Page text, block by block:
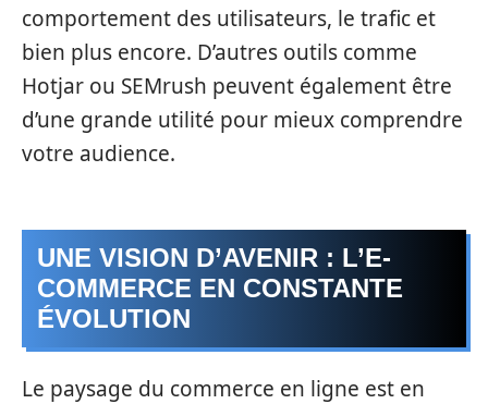
comportement des utilisateurs, le trafic et
bien plus encore. D’autres outils comme
Hotjar ou SEMrush peuvent également être
d’une grande utilité pour mieux comprendre
votre audience.
UNE VISION D’AVENIR : L’E-
COMMERCE EN CONSTANTE
ÉVOLUTION
Le paysage du commerce en ligne est en